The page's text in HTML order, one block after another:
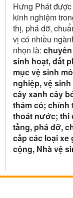
Hưng Phát
kinh nghiệm
thị, phá dỡ,
vị có nhiều
nhọn là:
sinh hoạt, đất
mục vệ sinh
nghiệp, vệ
cây xanh cây
thảm cỏ; chỉnh
thoát nước; thi
tầng, phá dỡ,
cấp các loại xe
cộng, Nhà vệ